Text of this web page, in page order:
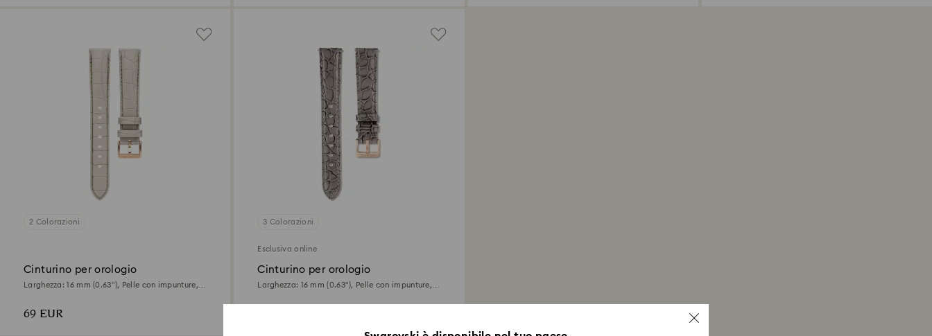
2 Colorazioni
Cinturino per orologio
Larghezza: 16 mm (0.63"), Pelle con impunture,
69 EUR
3 Colorazioni
Esclusiva online
Cinturino per orologio
Larghezza: 16 mm (0.63"), Pelle con impunture,